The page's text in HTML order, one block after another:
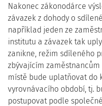
Nakonec zákonodárce
závazek z dohody o
například jeden ze
institutu a závazek tak
zanikne, režim sdíleného
zbývajícím
místě bude uplatňovat do
vyrovnávacího období, tj.
postupovat podle